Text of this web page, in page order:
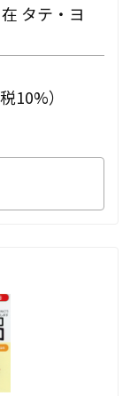
タテ・ヨ
10%）